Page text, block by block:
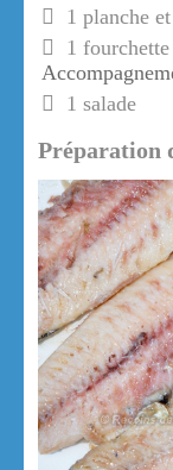
1 planche
1 fourchette
1 salade
Préparation